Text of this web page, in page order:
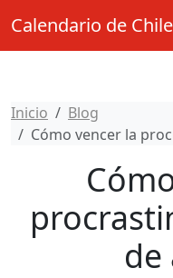
Calendario de Chile
Inicio
Blog
Cómo vencer la
de